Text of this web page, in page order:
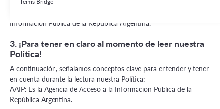
Terms Bridge
Digipayments es Responsable registrado de la base de datos que
Información Pública de la República Argentina.
3. ¡Para tener en claro al momento de leer nuestra
Política!
A continuación, señalamos conceptos clave para entender y tener
en cuenta durante la lectura nuestra Política:
AAIP: Es la Agencia de Acceso a la Información Pública de la
República Argentina.